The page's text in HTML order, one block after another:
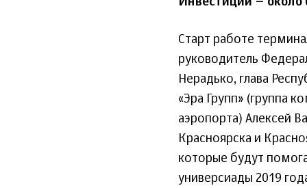
Старт работе
руководитель
Нерадько, глава
«Эра Групп» (группа
аэропорта) Алексей
Красноярска и
которые будут
универсиады 2019